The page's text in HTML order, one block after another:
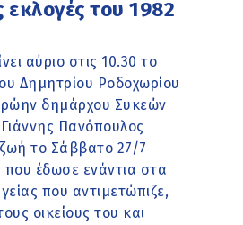
εκλογές του 1982
αύριο στις 10.30 το
Δημητρίου Ροδοχωρίου
δημάρχου Συκεών
Πανόπουλος
το Σάββατο 27/7
έδωσε ενάντια στα
που αντιμετώπιζε,
οικείους του και